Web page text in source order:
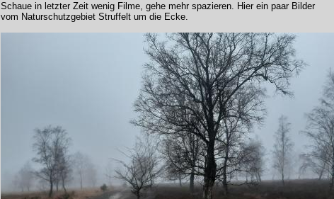
Schaue in letzter Zeit wenig Filme, gehe mehr spazieren. Hier ein paar Bilder
vom Naturschutzgebiet Struffelt um die Ecke.